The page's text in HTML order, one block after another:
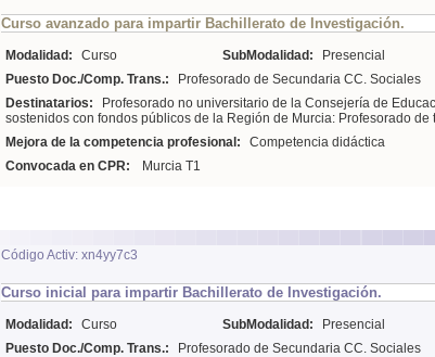
Curso avanzado para impartir Bachillerato de Investigación.
Modalidad: Curso SubModalidad: Presencial
Puesto Doc./Comp. Trans.:
Profesorado de Secundaria CC. Sociales
Destinatarios:
Profesorado no universitario de la Consejería de
sostenidos con fondos públicos de la Región de Murcia: Profesorado
Mejora de la competencia profesional:
Competencia didáctica
Convocada en CPR:
Murcia T1
Código Activ: xn4yy7c3
Curso inicial para impartir Bachillerato de Investigación.
Modalidad: Curso SubModalidad: Presencial
Puesto Doc./Comp. Trans.:
Profesorado de Secundaria CC. Sociales